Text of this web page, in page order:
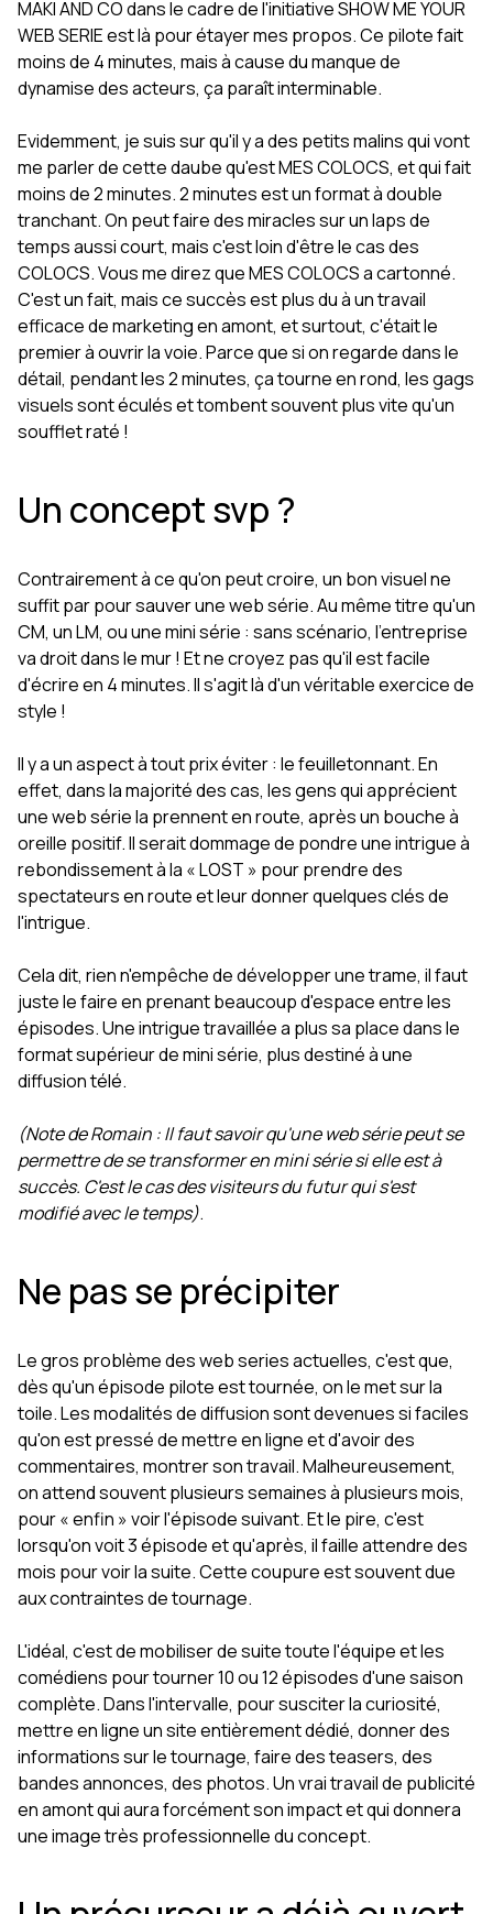
MAKI AND CO dans le cadre de l'initiative SHOW ME YOUR
WEB SERIE est là pour étayer mes propos. Ce pilote fait
moins de 4 minutes, mais à cause du manque de
dynamise des acteurs, ça paraît interminable.
Evidemment, je suis sur qu'il y a des petits malins qui vont
me parler de cette daube qu'est MES COLOCS, et qui fait
moins de 2 minutes. 2 minutes est un format à double
tranchant. On peut faire des miracles sur un laps de
temps aussi court, mais c'est loin d'être le cas des
COLOCS. Vous me direz que MES COLOCS a cartonné.
C'est un fait, mais ce succès est plus du à un travail
efficace de marketing en amont, et surtout, c'était le
premier à ouvrir la voie. Parce que si on regarde dans le
détail, pendant les 2 minutes, ça tourne en rond, les gags
visuels sont éculés et tombent souvent plus vite qu'un
soufflet raté !
Un concept svp ?
Contrairement à ce qu'on peut croire, un bon visuel ne
suffit par pour sauver une web série. Au même titre qu'un
CM, un LM, ou une mini série : sans scénario, l'entreprise
va droit dans le mur ! Et ne croyez pas qu'il est facile
d'écrire en 4 minutes. Il s'agit là d'un véritable exercice de
style !
Il y a un aspect à tout prix éviter : le feuilletonnant. En
effet, dans la majorité des cas, les gens qui apprécient
une web série la prennent en route, après un bouche à
oreille positif. Il serait dommage de pondre une intrigue à
rebondissement à la « LOST » pour prendre des
spectateurs en route et leur donner quelques clés de
l'intrigue.
Cela dit, rien n'empêche de développer une trame, il faut
juste le faire en prenant beaucoup d'espace entre les
épisodes. Une intrigue travaillée a plus sa place dans le
format supérieur de mini série, plus destiné à une
diffusion télé.
(Note de Romain : Il faut savoir qu'une web série peut se
permettre de se transformer en mini série si elle est à
succès. C'est le cas des visiteurs du futur qui s'est
modifié avec le temps).
Ne pas se précipiter
Le gros problème des web series actuelles, c'est que,
dès qu'un épisode pilote est tournée, on le met sur la
toile. Les modalités de diffusion sont devenues si faciles
qu'on est pressé de mettre en ligne et d'avoir des
commentaires, montrer son travail. Malheureusement,
on attend souvent plusieurs semaines à plusieurs mois,
pour « enfin » voir l'épisode suivant. Et le pire, c'est
lorsqu'on voit 3 épisode et qu'après, il faille attendre des
mois pour voir la suite. Cette coupure est souvent due
aux contraintes de tournage.
L'idéal, c'est de mobiliser de suite toute l'équipe et les
comédiens pour tourner 10 ou 12 épisodes d'une saison
complète. Dans l'intervalle, pour susciter la curiosité,
mettre en ligne un site entièrement dédié, donner des
informations sur le tournage, faire des teasers, des
bandes annonces, des photos. Un vrai travail de publicité
en amont qui aura forcément son impact et qui donnera
une image très professionnelle du concept.